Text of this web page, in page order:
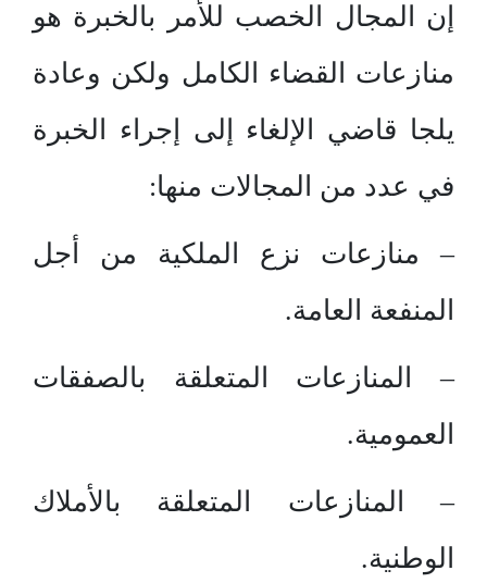
إن المجال الخصب للأمر بالخبرة هو
منازعات القضاء الكامل ولكن وعادة
يلجا قاضي الإلغاء إلى إجراء الخبرة
في عدد من المجالات منها:
– منازعات نزع الملكية من أجل
المنفعة العامة.
– المنازعات المتعلقة بالصفقات
العمومية.
– المنازعات المتعلقة بالأملاك
الوطنية.